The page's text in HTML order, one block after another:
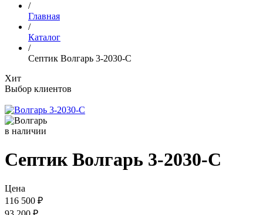
/
Главная
/
Каталог
/
Септик Волгарь 3-2030-С
Хит
Выбор клиентов
в наличии
Септик Волгарь 3-2030-С
Цена
116 500 ₽